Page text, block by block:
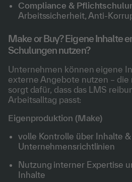
Compliance &
Arbeitssicherheit, Anti-
Make or Buy? Eigene Inhalte
Schulungen nutzen?
Unternehmen können eigene
externe Angebote nutzen –
sorgt dafür, dass das LMS
Arbeitsalltag passt:
Eigenproduktion (Make)
volle Kontrolle über Inhalte
Unternehmensrichtlinien
Nutzung interner Expertise
Inhalte